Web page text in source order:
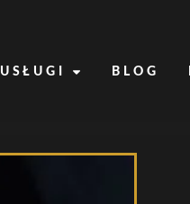
USŁUGI BLOG